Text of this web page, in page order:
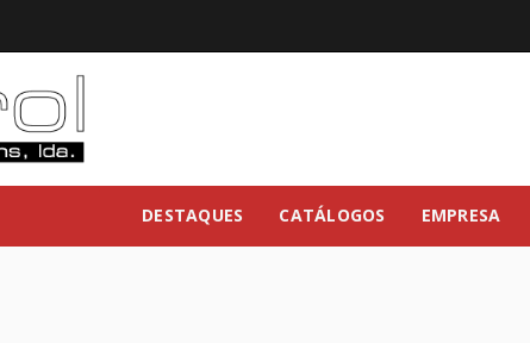
DESTAQUES CATÁLOGOS EMPRESA